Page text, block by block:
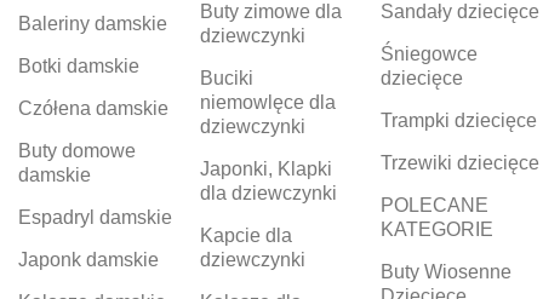
Baleriny damskie
Botki damskie
Czółena damskie
Buty domowe
damskie
Espadryl damskie
Japonk damskie
Buty zimowe dla
dziewczynki
Buciki
niemowlęce dla
dziewczynki
Japonki, Klapki
dla dziewczynki
Kapcie dla
dziewczynki
Sandały dziecięce
Śniegowce
dziecięce
Trampki dziecięce
Trzewiki dziecięce
POLECANE
KATEGORIE
Buty Wiosenne